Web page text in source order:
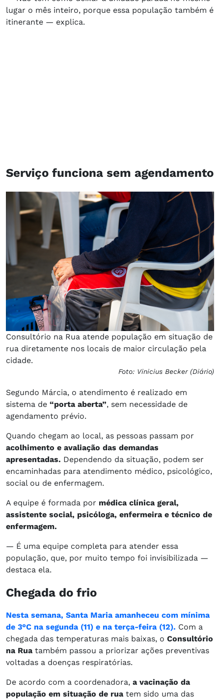
lugar o mês inteiro, porque essa população também é
itinerante — explica.
Serviço funciona sem agendamento
Consultório na Rua atende população em situação de
rua diretamente nos locais de maior circulação pela
cidade.
Foto: Vinicius Becker (Diário)
Segundo Márcia, o atendimento é realizado em
sistema de “porta aberta”, sem necessidade de
agendamento prévio.
Quando chegam ao local, as pessoas passam por
acolhimento e avaliação das demandas
apresentadas. Dependendo da situação, podem ser
encaminhadas para atendimento médico, psicológico,
social ou de enfermagem.
A equipe é formada por médica clínica geral,
assistente social, psicóloga, enfermeira e técnico de
enfermagem.
— É uma equipe completa para atender essa
população, que, por muito tempo foi invisibilizada —
destaca ela.
Chegada do frio
Nesta semana, Santa Maria amanheceu com mínima
de 3°C na segunda (11) e na terça-feira (12). Com a
chegada das temperaturas mais baixas, o Consultório
na Rua também passou a priorizar ações preventivas
voltadas a doenças respiratórias.
De acordo com a coordenadora, a vacinação da
população em situação de rua tem sido uma das